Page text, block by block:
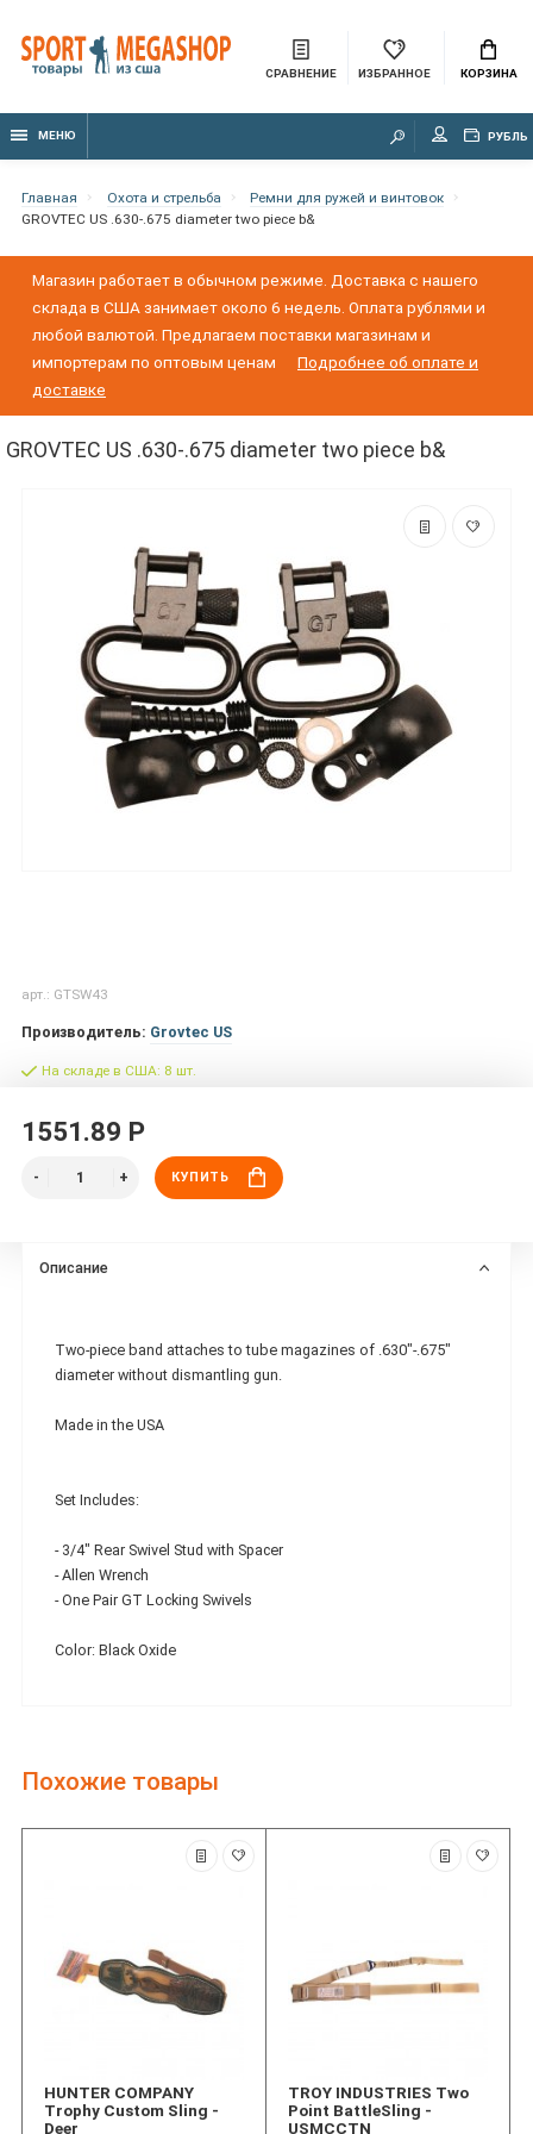
СРАВНЕНИЕ ИЗБРАННОЕ КОРЗИНА
МЕНЮ РУБЛЬ
Главная Охота и стрельба
Ремни для ружей и винтовок
GROVTEC US .630-.675 diameter two piece b&
Магазин работает в обычном режиме. Доставка с нашего
склада в США занимает около 6 недель. Оплата рублями и
любой валютой. Предлагаем поставки магазинам и
импортерам по оптовым ценам
Подробнее об оплате и
доставке
GROVTEC US .630-.675 diameter two piece b&
арт.: GTSW43
Производитель: Grovtec US
На складе в США: 8 шт.
1551.89 Р
КУПИТЬ
Описание
Two-piece band attaches to tube magazines of .630"-.675"
diameter without dismantling gun.
Made in the USA
Set Includes:
- 3/4" Rear Swivel Stud with Spacer
- Allen Wrench
- One Pair GT Locking Swivels
Color: Black Oxide
Похожие товары
HUNTER COMPANY
Trophy Custom Sling -
Deer
TROY INDUSTRIES Two
Point BattleSling -
USMCCTN